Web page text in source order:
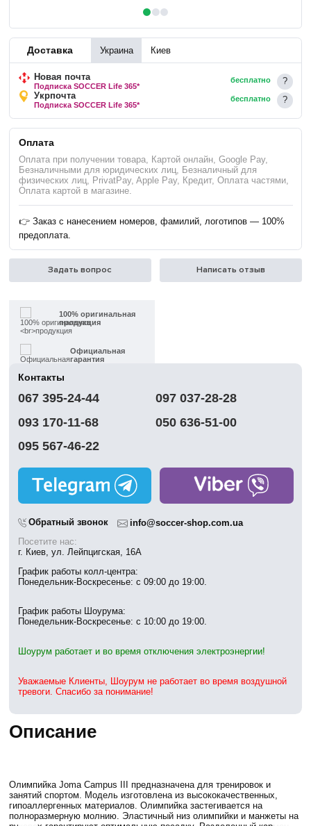
Доставка Украина Киев
Новая почта
Подписка SOCCER Life 365*
бесплатно
Укрпочта
Подписка SOCCER Life 365*
бесплатно
Оплата
Оплата при получении товара, Картой онлайн, Google Pay,
Безналичными для юридических лиц, Безналичный для
физических лиц, PrivatPay, Apple Pay, Кредит, Оплата частями,
Оплата картой в магазине.
👉 Заказ с нанесением номеров, фамилий, логотипов — 100%
предоплата.
Задать вопрос Написать отзыв
100% оригинальная
продукция
Официальная
гарантия
доставка
Обмен | Возвращение
без выходных
в Киеве
Описание
Олимпийка Joma Campus III предназначена для тренировок и
занятий спортом. Модель изготовлена из высококачественных,
гипоаллергенных материалов. Олимпийка застегивается на
полноразмерную молнию. Эластичный низ олимпийки и манжеты на
Контакты
067 395-24-44
097 037-28-28
093 170-11-68
050 636-51-00
095 567-46-22
Обратный звонок
info@soccer-shop.com.ua
Посетите нас:
г. Киев, ул. Лейпцигская, 16А
График работы колл-центра:
Понедельник-Воскресенье: с 09:00 до 19:00.
График работы Шоурума:
Понедельник-Воскресенье: с 10:00 до 19:00.
Шоурум работает и во время отключения электроэнергии!
Уважаемые Клиенты, Шоурум не работает во время воздушной
тревоги. Спасибо за понимание!